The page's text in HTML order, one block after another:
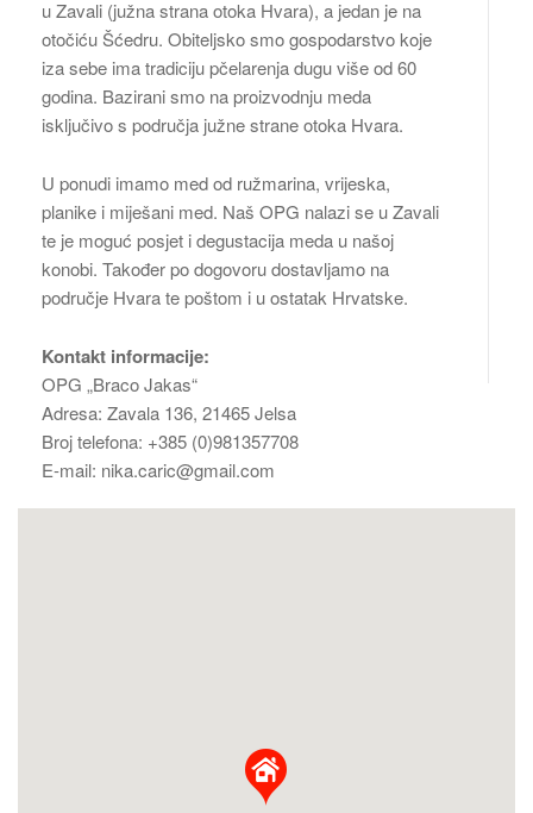
u Zavali (južna strana otoka Hvara), a jedan je na
otočiću Šćedru. Obiteljsko smo gospodarstvo koje
iza sebe ima tradiciju pčelarenja dugu više od 60
godina. Bazirani smo na proizvodnju meda
isključivo s područja južne strane otoka Hvara.
U ponudi imamo med od ružmarina, vrijeska,
planike i miješani med. Naš OPG nalazi se u Zavali
te je moguć posjet i degustacija meda u našoj
konobi. Također po dogovoru dostavljamo na
područje Hvara te poštom i u ostatak Hrvatske.
Kontakt informacije:
OPG „Braco Jakas“
Adresa: Zavala 136, 21465 Jelsa
Broj telefona: +385 (0)981357708
E-mail: nika.caric@gmail.com